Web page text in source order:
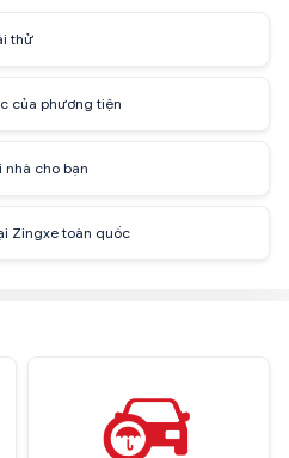
thử
của phương tiện
nhà cho bạn
Zingxe toàn quốc